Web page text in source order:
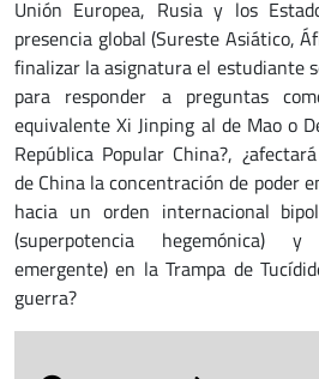
Unión Europea, Rusia y los
presencia global (Sureste Asiático,
finalizar la asignatura el estudiante
para responder a preguntas
equivalente Xi Jinping al de Mao o
República Popular China?,
de China la concentración de poder
hacia un orden internacional
(superpotencia hegemónica) y
emergente) en la Trampa de
guerra?